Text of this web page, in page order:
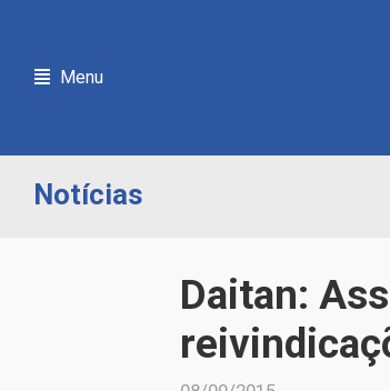
Menu
Notícias
Daitan: